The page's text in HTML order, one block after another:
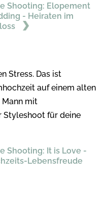
Shooting: Elopement
- Heiraten im
Stress. Das ist
auf einem alten
mit
Styleshoot für deine
Shooting: It is Love -
Lebensfreude